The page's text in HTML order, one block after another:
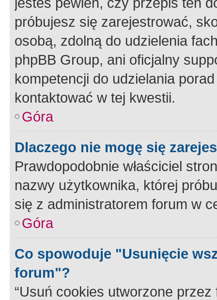
próbujesz się zarejestrować,
osobą, zdolną do udzielenia
phpBB Group, ani oficjalny
kompetencji do udzielania
kontaktować w tej kwestii.
Góra
Dlaczego nie mogę się
Prawdopodobnie właściciel
nazwy użytkownika, której
się z administratorem forum w
Góra
Co spowoduje "Usunięcie
forum"?
“Usuń cookies utworzone